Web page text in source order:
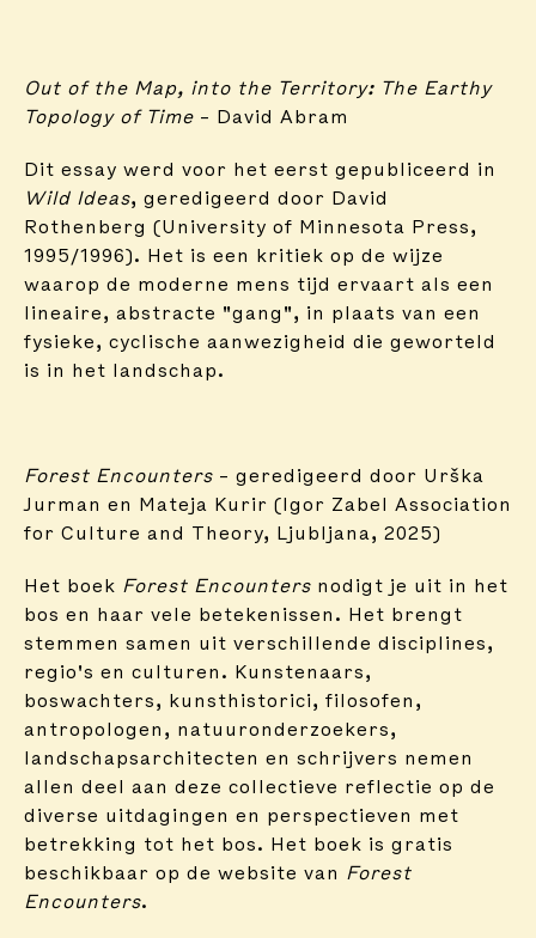
Out of the Map, into the Territory: The Earthy
Topology of Time – David Abram
Dit essay werd voor het eerst gepubliceerd in
Wild Ideas, geredigeerd door David
Rothenberg (University of Minnesota Press,
1995/1996). Het is een kritiek op de wijze
waarop de moderne mens tijd ervaart als een
lineaire, abstracte "gang", in plaats van een
fysieke, cyclische aanwezigheid die geworteld
is in het landschap.
Forest Encounters – geredigeerd door Urška
Jurman en Mateja Kurir (Igor Zabel Association
for Culture and Theory, Ljubljana, 2025)
Het boek Forest Encounters nodigt je uit in het
bos en haar vele betekenissen. Het brengt
stemmen samen uit verschillende disciplines,
regio's en culturen. Kunstenaars,
boswachters, kunsthistorici, filosofen,
antropologen, natuuronderzoekers,
landschapsarchitecten en schrijvers nemen
allen deel aan deze collectieve reflectie op de
diverse uitdagingen en perspectieven met
betrekking tot het bos. Het boek is gratis
beschikbaar op de website van Forest
Encounters.